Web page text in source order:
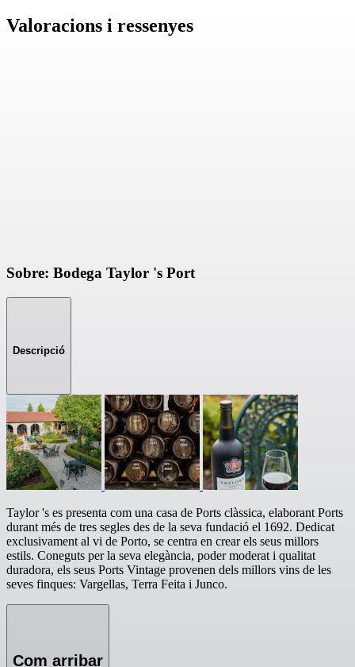
Valoracions i ressenyes
Sobre: Bodega Taylor 's Port
Descripció
Taylor 's es presenta com una casa de Ports clàssica, elaborant Ports
durant més de tres segles des de la seva fundació el 1692. Dedicat
exclusivament al vi de Porto, se centra en crear els seus millors
estils. Coneguts per la seva elegància, poder moderat i qualitat
duradora, els seus Ports Vintage provenen dels millors vins de les
seves finques: Vargellas, Terra Feita i Junco.
Com arribar